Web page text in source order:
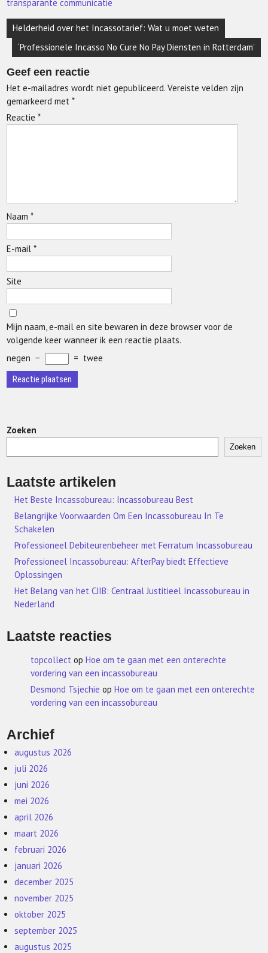
transparante communicatie
Berichtnavigatie
Helderheid over het Incassotarief: Wat u moet weten
‘Professionele Incasso No Cure No Pay Diensten in Rotterdam’
Geef een reactie
Het e-mailadres wordt niet gepubliceerd. Vereiste velden zijn
gemarkeerd met*
Reactie*
Naam*
E-mail*
Site
Mijn naam, e-mail en site bewaren in deze browser voor de
volgende keer wanneer ik een reactie plaats.
negen − = twee
Zoeken
Zoeken
Laatste artikelen
Het Beste Incassobureau: Incassobureau Best
Belangrijke Voorwaarden Om Een Incassobureau In Te
Schakelen
Professioneel Debiteurenbeheer met Ferratum Incassobureau
Professioneel Incassobureau: AfterPay biedt Effectieve
Oplossingen
Het Belang van het CJIB: Centraal Justitieel Incassobureau in
Nederland
Laatste reacties
topcollect opHoe om te gaan met een onterechte
vordering van een incassobureau
Desmond Tsjechie opHoe om te gaan met een onterechte
vordering van een incassobureau
Archief
augustus 2026
juli 2026
juni 2026
mei 2026
april 2026
maart 2026
februari 2026
januari 2026
december 2025
november 2025
oktober 2025
september 2025
augustus 2025